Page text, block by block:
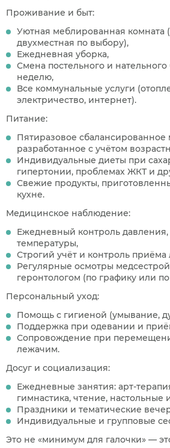
Проживание и быт:
Уютная меблированная комната
двухместная по выбору),
Ежедневная уборка,
Смена постельного и нательного
неделю,
Все коммунальные услуги
электричество, интернет).
Питание:
Пятиразовое
разработанное с учётом
Индивидуальные диеты при
гипертонии, проблемах ЖКТ и
Свежие продукты,
кухне.
Медицинское наблюдение:
Ежедневный контроль давления,
температуры,
Строгий учёт и контроль приёма
Регулярные осмотры
геронтологом (по графику или
Персональный уход:
Помощь с гигиеной (умывание,
Поддержка при одевании и
Сопровождение при
лежачим.
Досуг и социализация:
Ежедневные занятия: арт-
гимнастика, чтение, настольные
Праздники и тематические
Индивидуальные и групповые
Это не «минимум для галочки» —